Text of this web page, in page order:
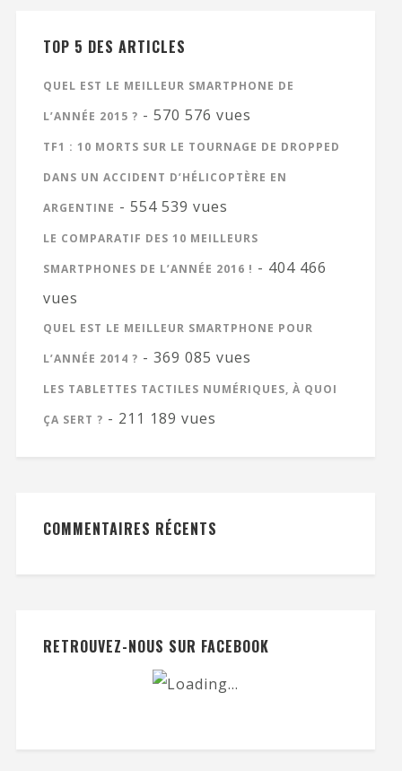
TOP 5 DES ARTICLES
QUEL EST LE MEILLEUR SMARTPHONE DE
L’ANNÉE 2015 ? - 570 576 vues
TF1 : 10 MORTS SUR LE TOURNAGE DE DROPPED
DANS UN ACCIDENT D’HÉLICOPTÈRE EN
ARGENTINE - 554 539 vues
LE COMPARATIF DES 10 MEILLEURS
SMARTPHONES DE L’ANNÉE 2016 ! - 404 466
vues
QUEL EST LE MEILLEUR SMARTPHONE POUR
L’ANNÉE 2014 ? - 369 085 vues
LES TABLETTES TACTILES NUMÉRIQUES, À QUOI
ÇA SERT ? - 211 189 vues
COMMENTAIRES RÉCENTS
RETROUVEZ-NOUS SUR FACEBOOK